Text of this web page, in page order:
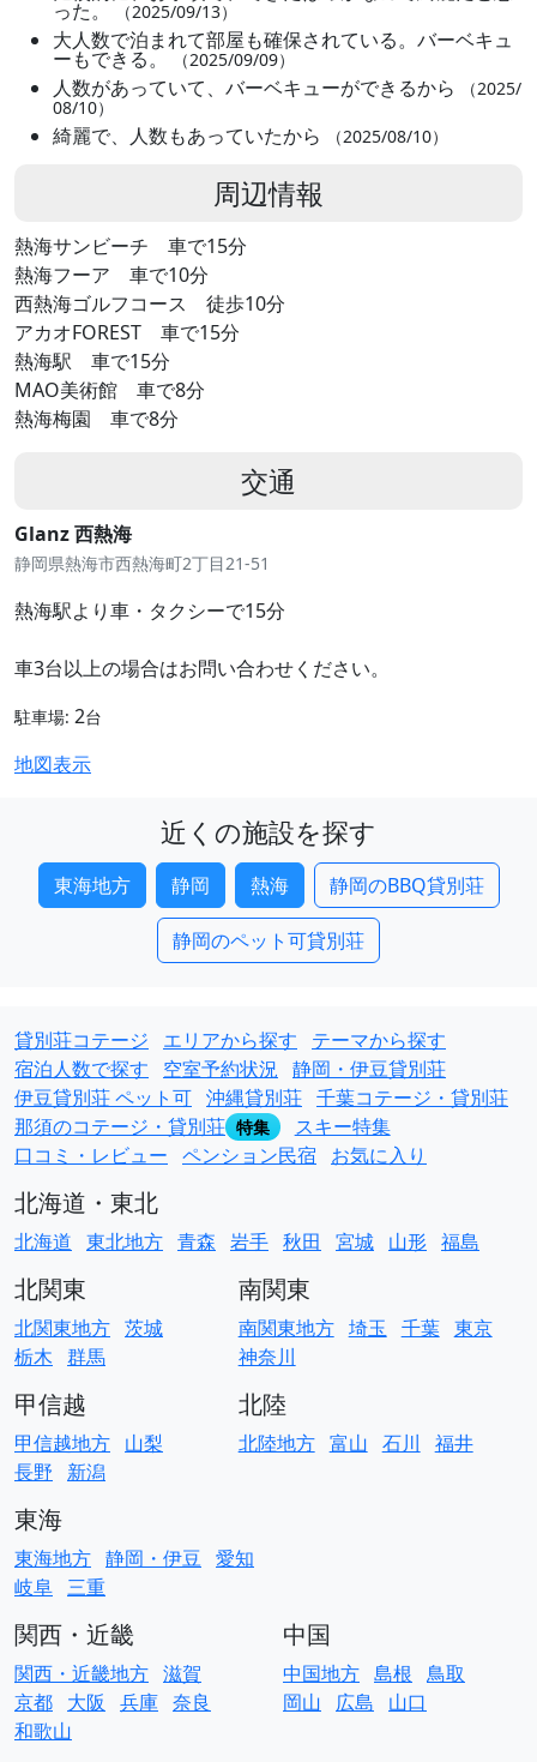
った。 （2025/09/13）
大人数で泊まれて部屋も確保されている。バーベキュ
ーもできる。 （2025/09/09）
人数があっていて、バーベキューができるから
（2025/
08/10）
綺麗で、人数もあっていたから （2025/08/10）
周辺情報
熱海サンビーチ 車で15分
熱海フーア 車で10分
西熱海ゴルフコース 徒歩10分
アカオFOREST 車で15分
熱海駅 車で15分
MAO美術館 車で8分
熱海梅園 車で8分
交通
Glanz 西熱海
静岡県熱海市西熱海町2丁目21-51
熱海駅より車・タクシーで15分
車3台以上の場合はお問い合わせください。
駐車場: 2台
地図表示
近くの施設を探す
東海地方 静岡 熱海 静岡のBBQ貸別荘
静岡のペット可貸別荘
貸別荘コテージ エリアから探す
テーマから探す
宿泊人数で探す
空室予約状況 静岡・伊豆貸別荘
伊豆貸別荘 ペット可 沖縄貸別荘 千葉コテージ・貸別荘
那須のコテージ・貸別荘 特集
スキー特集
口コミ・レビュー ペンション民宿 お気に入り
北海道・東北
北海道 東北地方 青森 岩手 秋田 宮城 山形 福島
北関東
北関東地方 茨城
栃木 群馬
南関東
南関東地方 埼玉 千葉 東京
神奈川
甲信越
甲信越地方 山梨
長野
新潟
北陸
北陸地方 富山 石川 福井
東海
東海地方 静岡・伊豆 愛知
岐阜 三重
関西・近畿
関西・近畿地方 滋賀
京都 大阪 兵庫 奈良
和歌山
中国
中国地方 島根 鳥取
岡山
広島 山口